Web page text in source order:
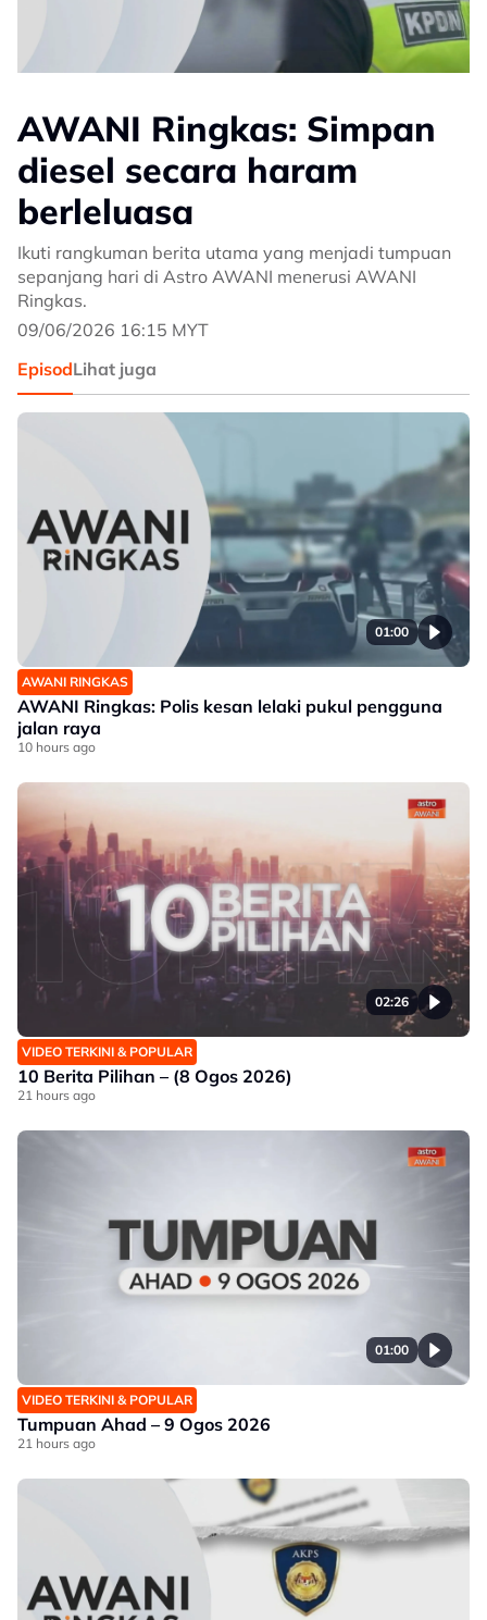
AWANI Ringkas: Simpan
diesel secara haram
berleluasa
Ikuti rangkuman berita utama yang menjadi tumpuan
sepanjang hari di Astro AWANI menerusi AWANI
Ringkas.
09/06/2026 16:15 MYT
EpisodLihat juga
01:00
AWANI RINGKAS
AWANI Ringkas: Polis kesan lelaki pukul pengguna
jalan raya
10 hours ago
02:26
VIDEO TERKINI & POPULAR
10 Berita Pilihan – (8 Ogos 2026)
21 hours ago
01:00
VIDEO TERKINI & POPULAR
Tumpuan Ahad – 9 Ogos 2026
21 hours ago